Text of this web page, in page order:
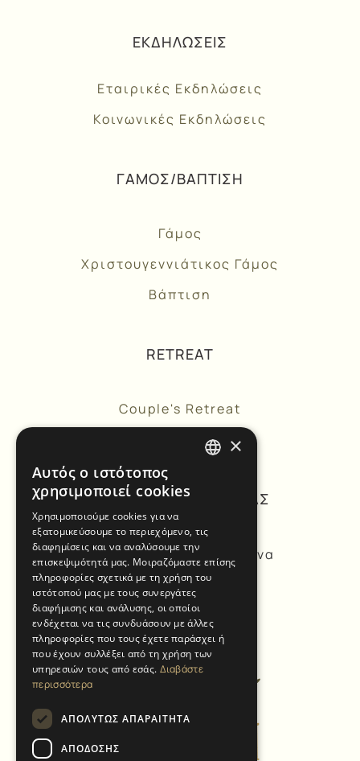
ΕΚΔΗΛΩΣΕΙΣ
Εταιρικές Εκδηλώσεις
Κοινωνικές Εκδηλώσεις
ΓΑΜΟΣ/ΒΑΠΤΙΣΗ
Γάμος
Χριστουγεννιάτικος Γάμος
Βάπτιση
RETREAT
Couple's Retreat
Business Retreat
ΣΤΟΙΧΕΙΑ ΕΠΙΚΟΙΝΩΝΙΑΣ
Πυθαγόρα 58, Αγία Μαρίνα
Κορωπί, Τ.Κ. 194 00
+30. 6946998298
info@ktimavelli.gr
×
Αυτός ο ιστότοπος
χρησιμοποιεί cookies
Χρησιμοποιούμε cookies για να
εξατομικεύσουμε το περιεχόμενο, τις
διαφημίσεις και να αναλύσουμε την
επισκεψιμότητά μας. Μοιραζόμαστε επίσης
πληροφορίες σχετικά με τη χρήση του
ιστότοπού μας με τους συνεργάτες
διαφήμισης και ανάλυσης, οι οποίοι
ενδέχεται να τις συνδυάσουν με άλλες
πληροφορίες που τους έχετε παράσχει ή
που έχουν συλλέξει από τη χρήση των
υπηρεσιών τους από εσάς. Διαβάστε
περισσότερα
ΑΠΟΛΎΤΩΣ ΑΠΑΡΑΊΤΗΤΑ
ΑΠΌΔΟΣΗΣ